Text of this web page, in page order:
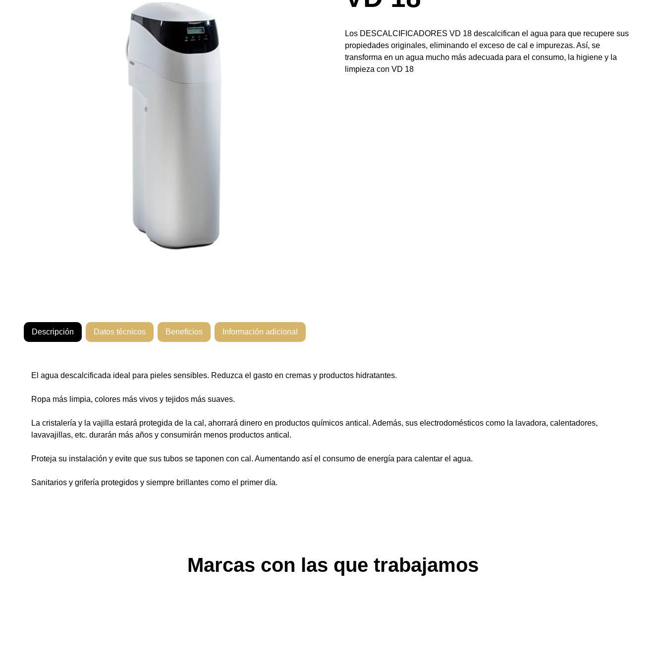
Los DESCALCIFICADORES VD 18 descalcifican el agua para que recupere sus
propiedades originales, eliminando el exceso de cal e impurezas. Así, se
transforma en un agua mucho más adecuada para el consumo, la higiene y la
limpieza con VD 18
Descripción Datos técnicos Beneficios Información adicional
El agua descalcificada ideal para pieles sensibles. Reduzca el gasto en cremas y productos hidratantes.
Ropa más limpia, colores más vivos y tejidos más suaves.
La cristalería y la vajilla estará protegida de la cal, ahorrará dinero en productos químicos antical. Además, sus electrodomésticos como la lavadora, calentadores,
lavavajillas, etc. durarán más años y consumirán menos productos antical.
Proteja su instalación y evite que sus tubos se taponen con cal. Aumentando así el consumo de energía para calentar el agua.
Sanitarios y grifería protegidos y siempre brillantes como el primer día.
Marcas con las que trabajamos